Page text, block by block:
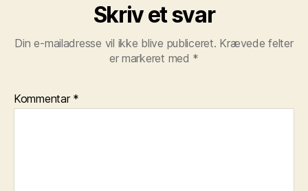
Skriv et svar
Din e-mailadresse vil ikke blive publiceret. Krævede felter
er markeret med *
Kommentar *